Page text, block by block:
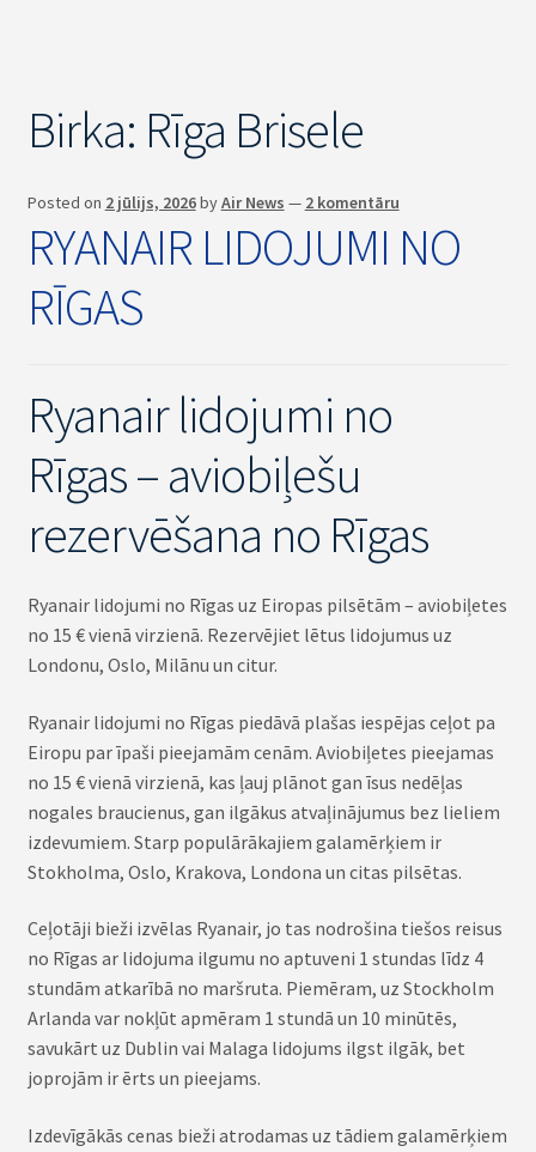
Birka: Rīga Brisele
Posted on 2 jūlijs, 2026byAir News — 2 komentāru
RYANAIR LIDOJUMI NO
RĪGAS
Ryanair lidojumi no
Rīgas – aviobiļešu
rezervēšana no Rīgas
Ryanair lidojumi no Rīgas uz Eiropas pilsētām – aviobiļetes
no 15 € vienā virzienā. Rezervējiet lētus lidojumus uz
Londonu, Oslo, Milānu un citur.
Ryanair lidojumi no Rīgas piedāvā plašas iespējas ceļot pa
Eiropu par īpaši pieejamām cenām. Aviobiļetes pieejamas
no 15 € vienā virzienā, kas ļauj plānot gan īsus nedēļas
nogales braucienus, gan ilgākus atvaļinājumus bez lieliem
izdevumiem. Starp populārākajiem galamērķiem ir
Stokholma, Oslo, Krakova, Londona un citas pilsētas.
Ceļotāji bieži izvēlas Ryanair, jo tas nodrošina tiešos reisus
no Rīgas ar lidojuma ilgumu no aptuveni 1 stundas līdz 4
stundām atkarībā no maršruta. Piemēram, uz Stockholm
Arlanda var nokļūt apmēram 1 stundā un 10 minūtēs,
savukārt uz Dublin vai Malaga lidojums ilgst ilgāk, bet
joprojām ir ērts un pieejams.
Izdevīgākās cenas bieži atrodamas uz tādiem galamērķiem